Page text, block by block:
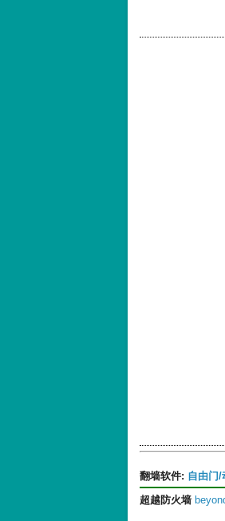
翻墙软件: 自由门/
超越防火墙